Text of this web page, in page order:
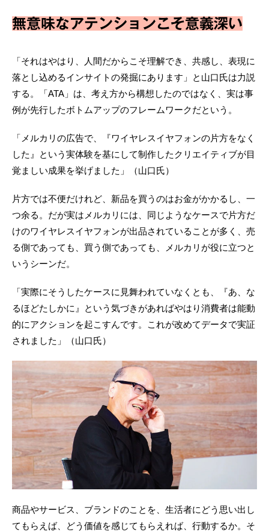
無意味なアテンションこそ意義深い
「それはやはり、人間だからこそ理解でき、共感し、表現に
落とし込めるインサイトの発掘にあります」と山口氏は力説
する。「ATA」は、考え方から構想したのではなく、実は事
例が先行したボトムアップのフレームワークだという。
「メルカリの広告で、『ワイヤレスイヤフォンの片方をなく
した』という実体験を基にして制作したクリエイティブが目
覚ましい成果を挙げました」（山口氏）
片方では不便だけれど、新品を買うのはお金がかかるし、一
つ余る。だが実はメルカリには、同じようなケースで片方だ
けのワイヤレスイヤフォンが出品されていることが多く、売
る側であっても、買う側であっても、メルカリが役に立つと
いうシーンだ。
「実際にそうしたケースに見舞われていなくとも、『あ、な
るほどたしかに』という気づきがあればやはり消費者は能動
的にアクションを起こすんです。これが改めてデータで実証
されました」（山口氏）
商品やサービス、ブランドのことを、生活者にどう思い出し
てもらえば、どう価値を感じてもらえれば、行動するか。そ